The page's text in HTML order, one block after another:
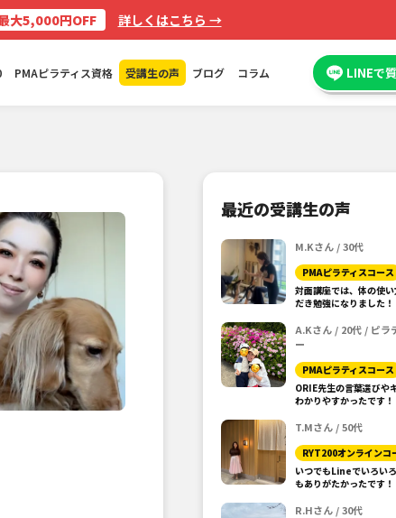
大5,000円OFF 詳しくはこちら →
PMAピラティス資格 受講生の声 ブログ コラム LINEで
最近の受講生の声
M.Kさん / 30代
PMAピラティスコース
対面講座では、体の使
だき勉強になりました！
A.Kさん / 20代 / ピラ
ー
PMAピラティスコース
ORIE先生の言葉選びや
わかりやすかったです！
T.Mさん / 50代
RYT200オンラインコ
いつでもLineでいろい
もありがたかったです！
R.Hさん / 30代